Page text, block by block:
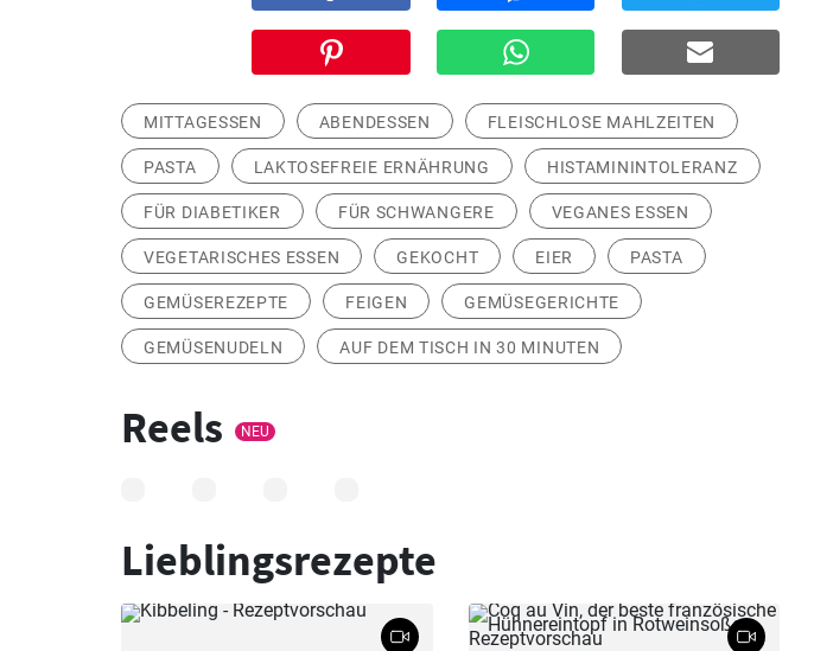
MITTAGESSEN ABENDESSEN FLEISCHLOSE MAHLZEITEN
PASTA LAKTOSEFREIE ERNÄHRUNG HISTAMININTOLERANZ
FÜR DIABETIKER FÜR SCHWANGERE VEGANES ESSEN
VEGETARISCHES ESSEN GEKOCHT EIER PASTA
GEMÜSEREZEPTE FEIGEN GEMÜSEGERICHTE
GEMÜSENUDELN AUF DEM TISCH IN 30 MINUTEN
Reels NEU
Lieblingsrezepte